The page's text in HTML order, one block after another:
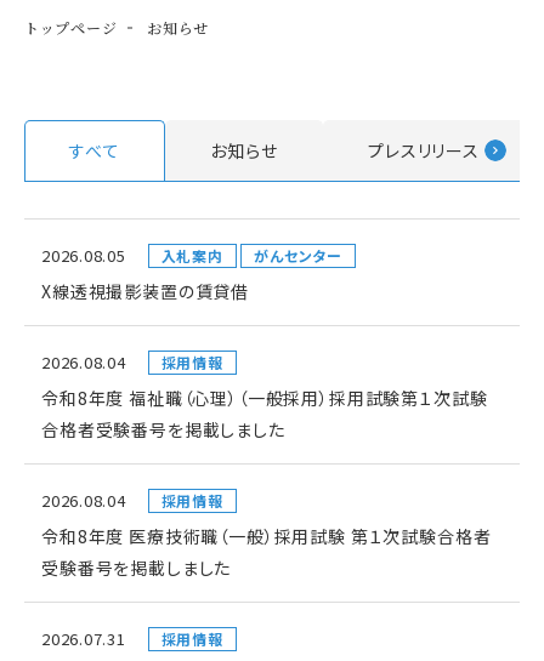
トップページ お知らせ
すべて お知らせ プレスリリース
2026.08.05 入札案内 がんセンター
X線透視撮影装置の賃貸借
2026.08.04 採用情報
令和8年度 福祉職（心理）（一般採用）採用試験第１次試験
合格者受験番号を掲載しました
2026.08.04 採用情報
令和8年度 医療技術職（一般）採用試験 第１次試験合格者
受験番号を掲載しました
2026.07.31 採用情報